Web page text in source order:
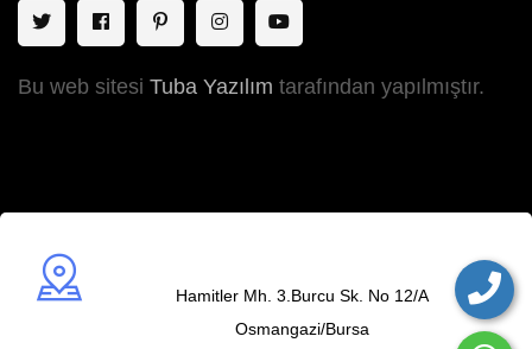
Bu web sitesi Tuba Yazılım tarafından yapılmıştır.
Hamitler Mh. 3.Burcu Sk. No 12/A
Osmangazi/Bursa